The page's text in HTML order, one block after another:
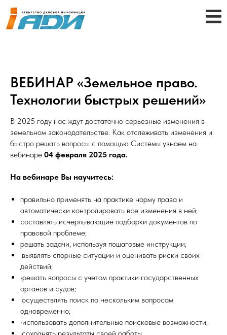
ВЕБИНАР «Земельное право.
Технологии быстрых решений»
В 2025 году нас ждут достаточно серьезные изменения в
земельном законодательстве. Как отслеживать изменения и
быстро решать вопросы с помощью Системы узнаем на
вебинаре 04 февраля 2025 года.
На вебинаре Вы научитесь:
правильно применять на практике норму права и
автоматически контролировать все изменения в ней;
составлять исчерпывающие подборки документов по
правовой проблеме;
решать задачи, используя пошаговые инструкции;
·выявлять спорные ситуации и оценивать риски своих
действий;
·решать вопросы с учетом практики государственных
органов и судов;
·осуществлять поиск по нескольким вопросам
одновременно;
·использовать дополнительные поисковые возможности;